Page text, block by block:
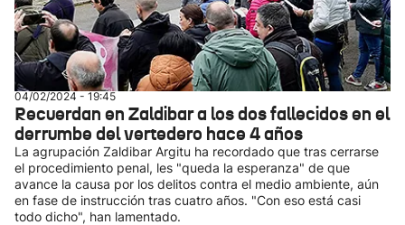
04/02/2024 - 19:45
Recuerdan en Zaldibar a los dos fallecidos en el
derrumbe del vertedero hace 4 años
La agrupación Zaldibar Argitu ha recordado que tras cerrarse
el procedimiento penal, les "queda la esperanza" de que
avance la causa por los delitos contra el medio ambiente, aún
en fase de instrucción tras cuatro años. "Con eso está casi
todo dicho", han lamentado.